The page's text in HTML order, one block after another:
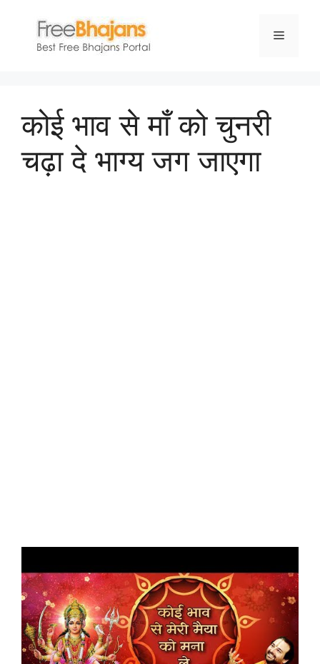
content
Menu
कोई भाव से माँ को चुनरी
चढ़ा दे भाग्य जग जाएगा